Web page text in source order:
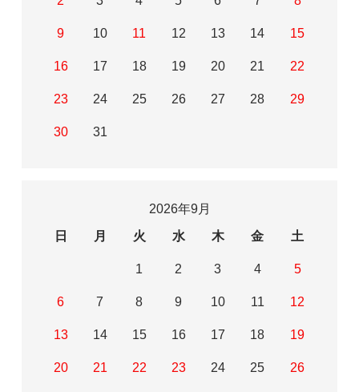
9 10 11 12 13 14 15
16 17 18 19 20 21 22
23 24 25 26 27 28 29
30 31
2026年9月
日
月 火 水 木 金 土
1 2 3 4 5
6 7 8 9 10 11 12
13 14 15 16 17 18 19
20 21 22 23 24 25 26